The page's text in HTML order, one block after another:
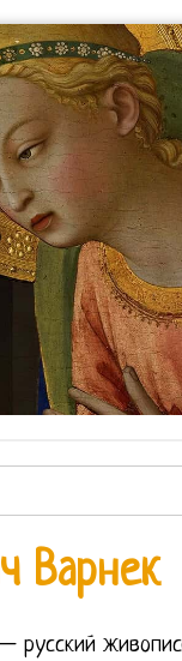
Варнек
русский